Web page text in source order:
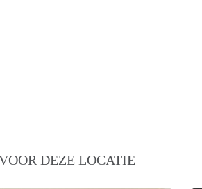
DEZE LOCATIE